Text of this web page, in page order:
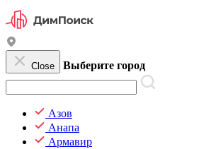
Close Выберите город
Азов
Анапа
Армавир